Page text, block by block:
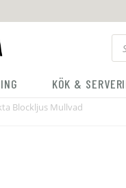
KÖK &
Blockljus Mullvad